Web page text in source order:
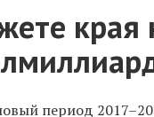
края
период